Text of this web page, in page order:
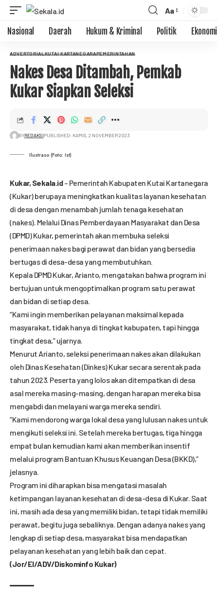
Aa
Nasional Daerah Hukum & Kriminal Politik Ekonomi
ADVERTORIALKUTAI KARTANEGARAPEMERINTAHAN
Nakes Desa Ditambah, Pemkab
Kukar Siapkan Seleksi
BYREDAKSIPUBLISHED: KAMIS, 2 NOVEMBER 2023
Ilustraso (Foto: Ist)
Kukar, Sekala.id– Pemerintah Kabupaten Kutai Kartanegara
(Kukar) berupaya meningkatkan kualitas layanan kesehatan
di desa dengan menambah jumlah tenaga kesehatan
(nakes). Melalui Dinas Pemberdayaan Masyarakat dan Desa
(DPMD) Kukar, pemerintah akan membuka seleksi
penerimaan nakes bagi perawat dan bidan yang bersedia
bertugas di desa-desa yang membutuhkan.
Kepala DPMD Kukar, Arianto, mengatakan bahwa program ini
bertujuan untuk mengoptimalkan program satu perawat
dan bidan di setiap desa.
“Kami ingin memberikan pelayanan maksimal kepada
masyarakat, tidak hanya di tingkat kabupaten, tapi hingga
tingkat desa,” ujarnya.
Menurut Arianto, seleksi penerimaan nakes akan dilakukan
oleh Dinas Kesehatan (Dinkes) Kukar secara serentak pada
tahun 2023. Peserta yang lolos akan ditempatkan di desa
asal mereka masing-masing, dengan harapan mereka bisa
mengabdi dan melayani warga mereka sendiri.
“Kami mendorong warga lokal desa yang lulusan nakes untuk
mengikuti seleksi ini. Setelah mereka bertugas, tiga hingga
empat bulan kemudian kami akan memberikan insentif
melalui program Bantuan Khusus Keuangan Desa (BKKD),”
jelasnya.
Program ini diharapkan bisa mengatasi masalah
ketimpangan layanan kesehatan di desa-desa di Kukar. Saat
ini, masih ada desa yang memiliki bidan, tetapi tidak memiliki
perawat, begitu juga sebaliknya. Dengan adanya nakes yang
lengkap di setiap desa, masyarakat bisa mendapatkan
pelayanan kesehatan yang lebih baik dan cepat.
(Jor/El/ADV/Diskominfo Kukar)